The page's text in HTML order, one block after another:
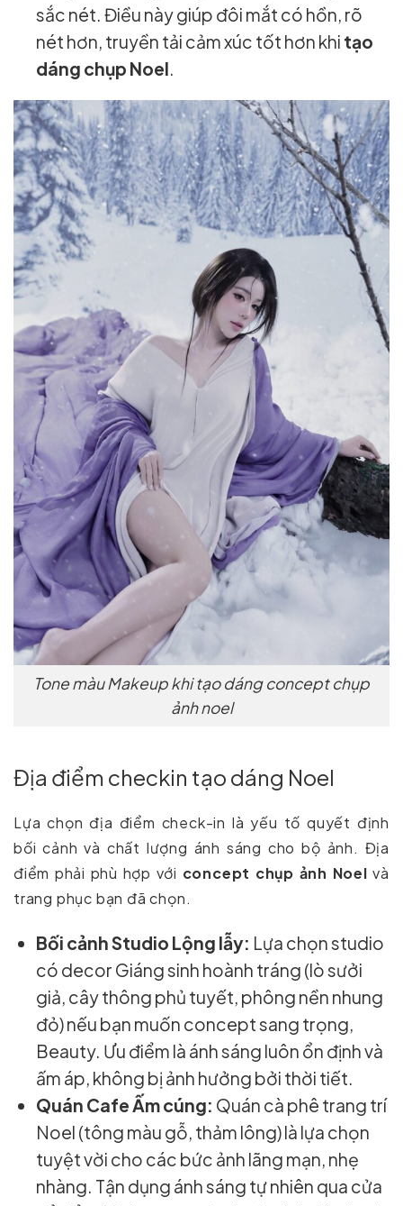
sắc nét. Điều này giúp đôi mắt có hồn, rõ
nét hơn, truyền tải cảm xúc tốt hơn khi tạo
dáng chụp Noel.
Tone màu Makeup khi tạo dáng concept chụp
ảnh noel
Địa điểm checkin tạo dáng Noel
Lựa chọn địa điểm check-in là yếu tố quyết định
bối cảnh và chất lượng ánh sáng cho bộ ảnh. Địa
điểm phải phù hợp với concept chụp ảnh Noel và
trang phục bạn đã chọn.
Bối cảnh Studio Lộng lẫy: Lựa chọn studio
có decor Giáng sinh hoành tráng (lò sưởi
giả, cây thông phủ tuyết, phông nền nhung
đỏ) nếu bạn muốn concept sang trọng,
Beauty. Ưu điểm là ánh sáng luôn ổn định và
ấm áp, không bị ảnh hưởng bởi thời tiết.
Quán Cafe Ấm cúng: Quán cà phê trang trí
Noel (tông màu gỗ, thảm lông) là lựa chọn
tuyệt vời cho các bức ảnh lãng mạn, nhẹ
nhàng. Tận dụng ánh sáng tự nhiên qua cửa